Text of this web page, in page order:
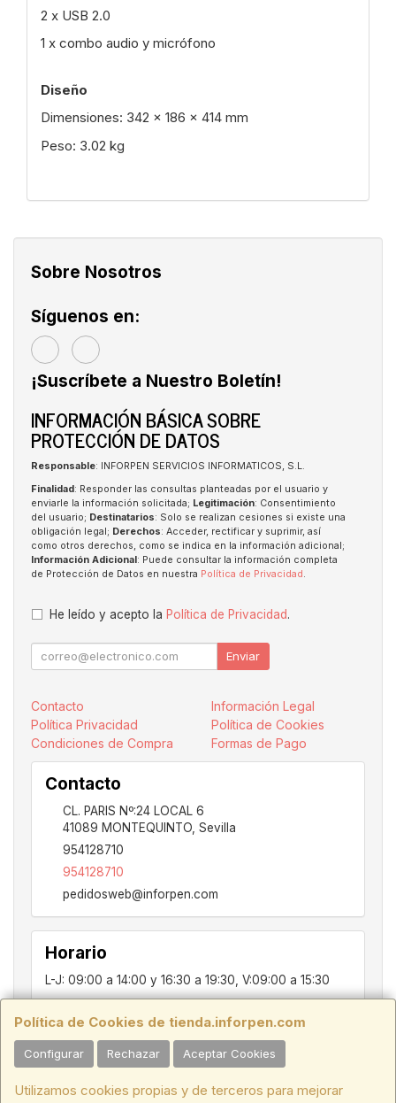
2 x USB 2.0
1 x combo audio y micrófono
Diseño
Dimensiones: 342 x 186 x 414 mm
Peso: 3.02 kg
Política de Cookies de tienda.inforpen.com
Configurar Rechazar Aceptar Cookies
Utilizamos cookies propias y de terceros para mejorar
Sobre Nosotros
Síguenos en:
¡Suscríbete a Nuestro Boletín!
INFORMACIÓN BÁSICA SOBRE
PROTECCIÓN DE DATOS
Responsable: INFORPEN SERVICIOS INFORMATICOS, S.L.
Finalidad : Responder las consultas planteadas por el usuario y
enviarle la información solicitada; Legitimación: Consentimiento
del usuario; Destinatarios: Solo se realizan cesiones si existe una
obligación legal; Derechos: Acceder, rectificar y suprimir, así
como otros derechos, como se indica en la información adicional;
Información Adicional : Puede consultar la información completa
de Protección de Datos en nuestra Política de Privacidad .
He leído y acepto la Política de Privacidad.
Enviar
Contacto
Información Legal
Política Privacidad
Política de Cookies
Condiciones de Compra
Formas de Pago
Contacto
CL. PARIS Nº:24 LOCAL 6
41089 MONTEQUINTO Sevilla
954128710
954128710
pedidosweb@inforpen.com
Horario
L-J: 09:00 a 14:00 y 16:30 a 19:30, V:09:00 a 15:30
PARIS, 24, LOCAL 6, 41089, Montequinto - Dos Hermanas, SEVILLA,
C.I.F.:ESB91914697 - Tfno.:954128710
HORARIO INVIERNO:Lunes a Jueves de 09:00 a 14:00 y de 16:30 a